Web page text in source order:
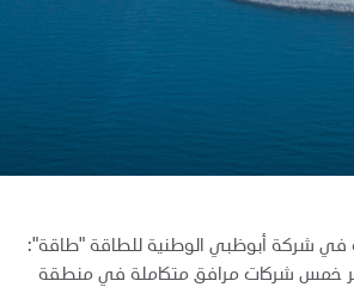
في شركة أبوظبي الوطنية للطاقة "طاقة":
خمس شركات مرافق متكاملة في منطقة